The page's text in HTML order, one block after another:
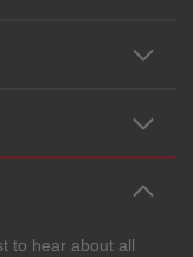
to hear about all